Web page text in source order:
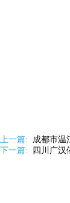
上一篇:
成都市温
下一篇:
四川广汉